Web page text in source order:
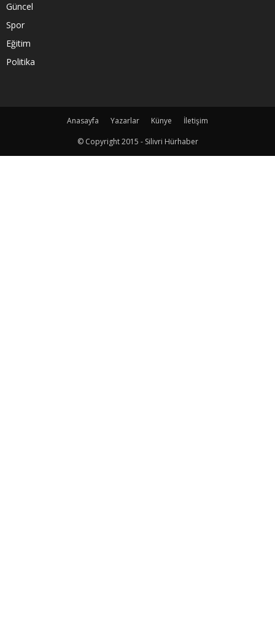
Güncel
Spor
Eğitim
Politika
Anasayfa Yazarlar Künye
İletişim
© Copyright 2015 - Silivri Hürhaber